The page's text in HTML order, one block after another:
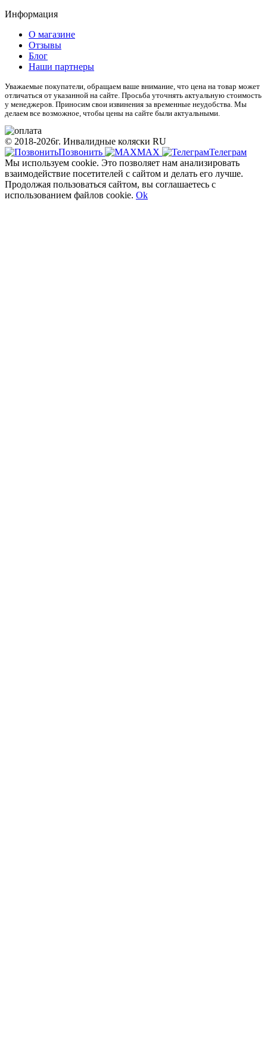
Информация
О магазине
Отзывы
Блог
Наши партнеры
Уважаемые покупатели, обращаем ваше внимание, что цена на товар может
отличаться от указанной на сайте. Просьба уточнять актуальную стоимость
у менеджеров. Приносим свои извинения за временные неудобства. Мы
делаем все возможное, чтобы цены на сайте были актуальными.
© 2018-2026г. Инвалидные коляски RU
Позвонить
МАХ
Телеграм
Мы используем cookie. Это позволяет нам анализировать
взаимодействие посетителей с сайтом и делать его лучше.
Продолжая пользоваться сайтом, вы соглашаетесь с
использованием файлов cookie. Ok